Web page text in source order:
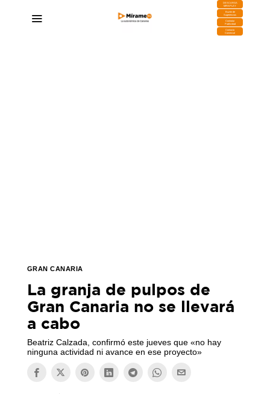
DESCARGA
MIRAPLAY
Buzón de
Sugerencias
Contratar
Publicidad
Contacto
Comercial
GRAN CANARIA
La granja de pulpos de
Gran Canaria no se llevará
a cabo
Beatriz Calzada, confirmó este jueves que «no hay
ninguna actividad ni avance en ese proyecto»